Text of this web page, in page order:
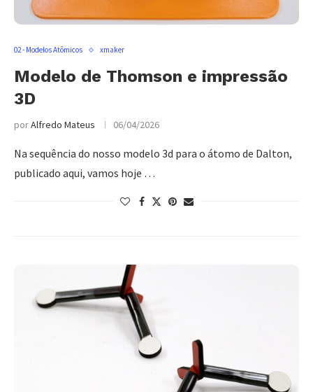
02 - Modelos Atômicos xmaker
Modelo de Thomson e impressão
3D
porAlfredo Mateus 06/04/2026
Na sequência do nosso modelo 3d para o átomo de Dalton,
publicado aqui, vamos hoje …